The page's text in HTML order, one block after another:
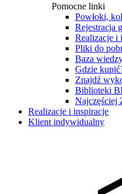
Pomocne linki
Powłoki,
Rejestracja
Realizacje i
Pliki do
Baza
Gdzie
Znajdź
Biblioteki
Najczęściej
Realizacje i inspiracje
Klient indywidualny